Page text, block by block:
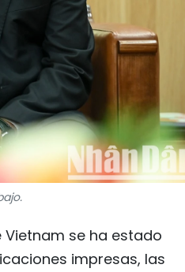
se ha estado
impresas, las